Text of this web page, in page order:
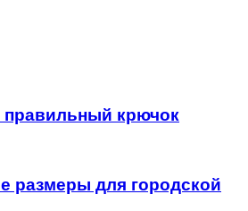
правильный крючок
размеры для городской